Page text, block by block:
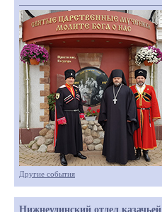
Другие события
Нижнеудинский отдел казачьей